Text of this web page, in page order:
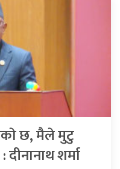
छ, मैले मुटु
शर्मा